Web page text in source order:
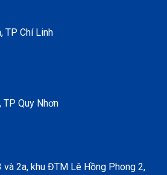
TP Chí Linh
TP Quy Nhơn
2a, khu ĐTM Lê Hồng Phong 2,